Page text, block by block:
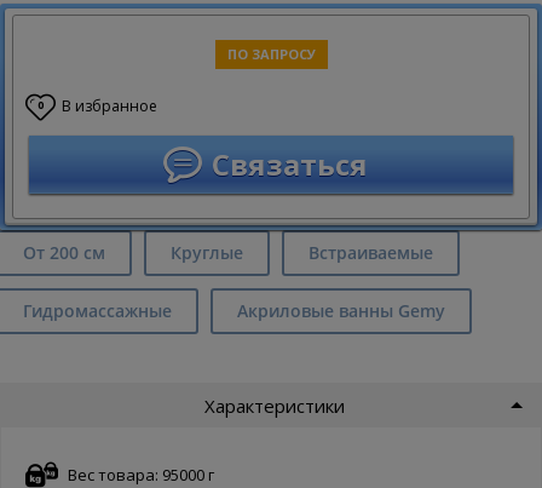
ПО ЗАПРОСУ
0 В избранное
Связаться
От 200 см Круглые Встраиваемые
Гидромассажные Акриловые ванны Gemy
Характеристики
Вес товара: 95000 г